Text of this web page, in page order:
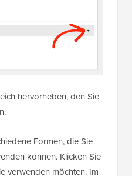
hervorheben, den Sie
Formen, die Sie
können. Klicken Sie
verwenden möchten. Im